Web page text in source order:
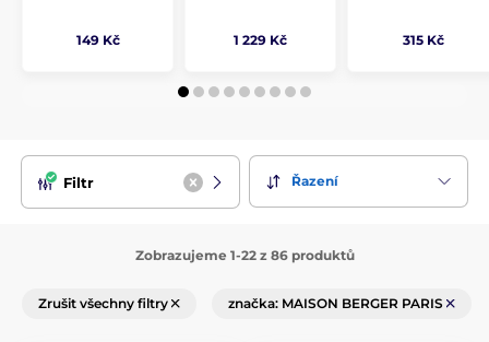
149 Kč 1 229 Kč 315 Kč
Filtr Řazení
Zobrazujeme 1-22 z 86 produktů
Zrušit všechny filtry značka: MAISON BERGER PARIS